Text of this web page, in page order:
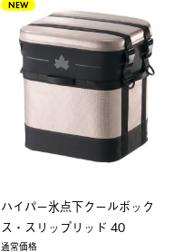
NEW
ハイパー氷点下クールボック
ス・スリップリッド 40
通常価格